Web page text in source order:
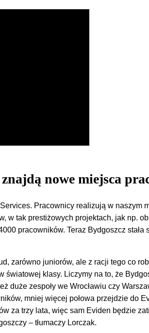
nowe miejsca
Pracownicy realizują w naszym
w tak prestiżowych projektach, jak np.
pracowników. Teraz Bydgoszcz stała
zarówno juniorów, ale z racji tego co
światowej klasy. Liczymy na to, że
duże zespoły we Wrocławiu czy
mniej więcej połowa przejdzie do
za trzy lata, więc sam Eviden będzie
– tłumaczy Lorczak.